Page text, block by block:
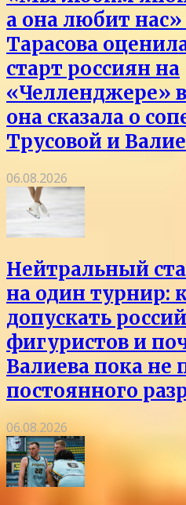
а она любит
Тарасова
старт россиян на
«Челленджере»
она сказала о
Трусовой и
06.08.2026
Нейтральный
на один турнир:
допускать
фигуристов и
Валиева пока не
постоянного
06.08.2026